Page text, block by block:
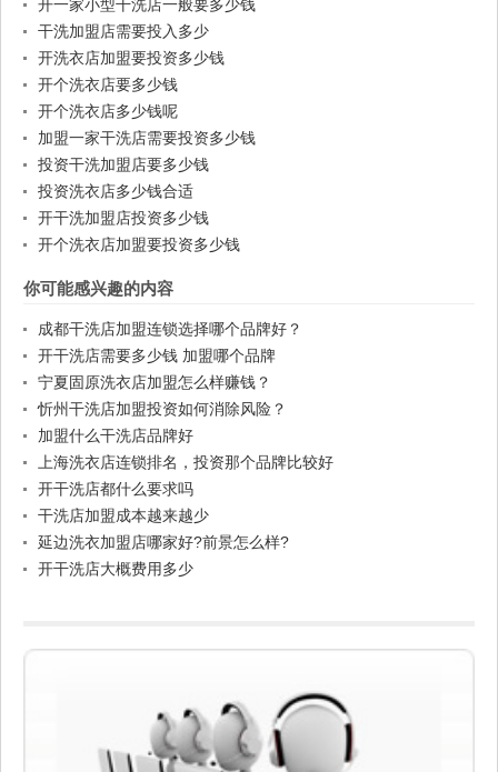
开一家小型干洗店一般要多少钱
干洗加盟店需要投入多少
开洗衣店加盟要投资多少钱
开个洗衣店要多少钱
开个洗衣店多少钱呢
加盟一家干洗店需要投资多少钱
投资干洗加盟店要多少钱
投资洗衣店多少钱合适
开干洗加盟店投资多少钱
开个洗衣店加盟要投资多少钱
你可能感兴趣的内容
成都干洗店加盟连锁选择哪个品牌好？
开干洗店需要多少钱 加盟哪个品牌
宁夏固原洗衣店加盟怎么样赚钱？
忻州干洗店加盟投资如何消除风险？
加盟什么干洗店品牌好
上海洗衣店连锁排名，投资那个品牌比较好
开干洗店都什么要求吗
干洗店加盟成本越来越少
延边洗衣加盟店哪家好?前景怎么样?
开干洗店大概费用多少